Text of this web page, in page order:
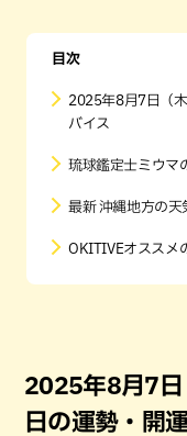
目次
2025年8月7日（
バイス
琉球鑑定士ミウマ
最新 沖縄地方の天
OKITIVEオススメ
2025年8月7日
日の運勢・開